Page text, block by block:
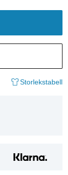
Storlekstabell